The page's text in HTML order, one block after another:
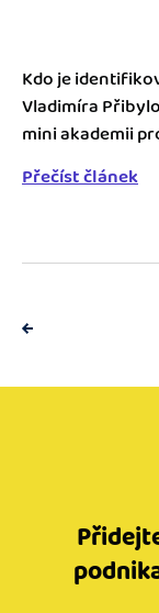
Kdo je
Vladimíra
mini akademii
Přečíst článek